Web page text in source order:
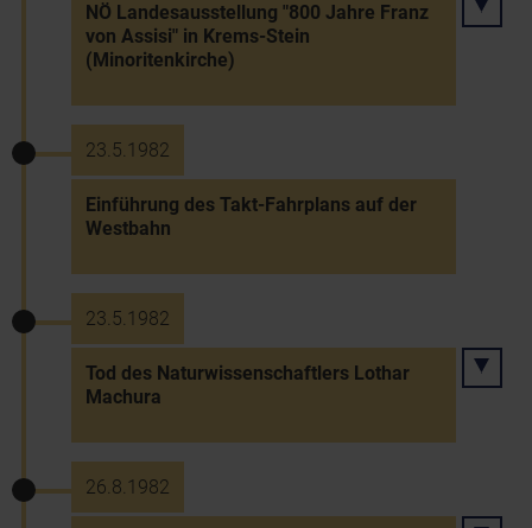
NÖ Landesausstellung "800 Jahre Franz
von Assisi" in Krems-Stein
(Minoritenkirche)
23.5.1982
Einführung des Takt-Fahrplans auf der
Westbahn
23.5.1982
Tod des Naturwissenschaftlers Lothar
Machura
26.8.1982